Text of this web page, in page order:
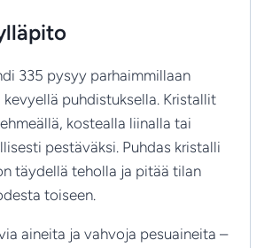
335 pysyy parhaimmillaan
kevyellä puhdistuksella. Kristallit
kostealla liinalla tai
pestäväksi. Puhdas kristalli
täydellä teholla ja pitää tilan
toiseen.
aineita ja vahvoja pesuaineita –